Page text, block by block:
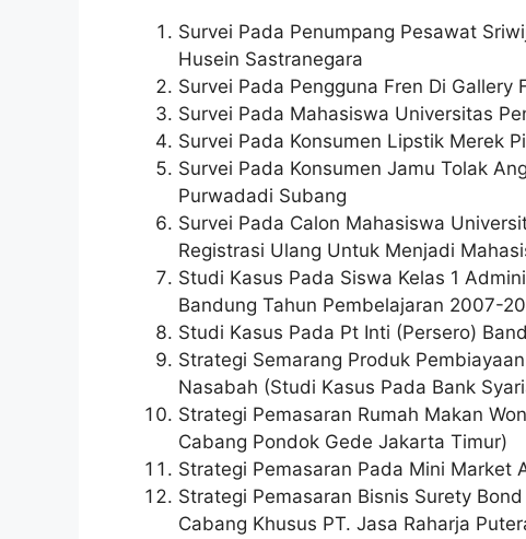
Survei Pada Penumpang Pesawat
Husein Sastranegara
Survei Pada Pengguna Fren Di Gallery
Survei Pada Mahasiswa Universitas
Survei Pada Konsumen Lipstik Merek
Survei Pada Konsumen Jamu Tolak
Purwadadi Subang
Survei Pada Calon Mahasiswa
Registrasi Ulang Untuk Menjadi
Studi Kasus Pada Siswa Kelas 1
Bandung Tahun Pembelajaran 2007-
Studi Kasus Pada Pt Inti (Persero)
Strategi Semarang Produk
Nasabah (Studi Kasus Pada Bank
Strategi Pemasaran Rumah Makan
Cabang Pondok Gede Jakarta Timur)
Strategi Pemasaran Pada Mini Market
Strategi Pemasaran Bisnis Surety
Cabang Khusus PT. Jasa Raharja